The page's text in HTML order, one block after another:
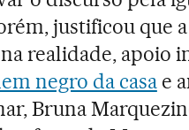
justificou que
realidade, apoio
negro da casae
Bruna